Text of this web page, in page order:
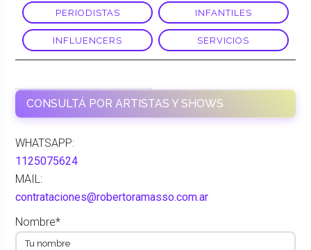
PERIODISTAS INFANTILES
INFLUENCERS SERVICIOS
CONSULTÁ POR ARTISTAS Y SHOWS
WHATSAPP:
1125075624
MAIL:
contrataciones@robertoramasso.com.ar
Nombre*